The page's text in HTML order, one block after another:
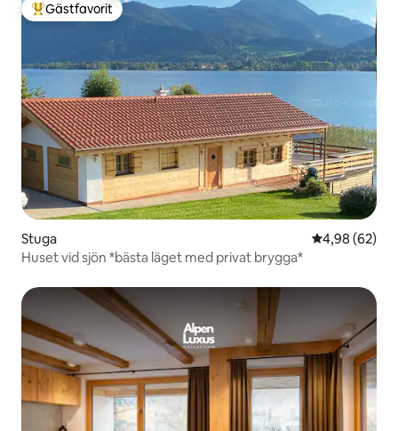
Populär gästfavorit
Gästfavorit
Stuga 4,98 av 5 i
4,98 (62)
Huset vid sjön *bästa läget med privat brygga*